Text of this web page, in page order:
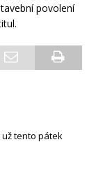
povolení
tento pátek